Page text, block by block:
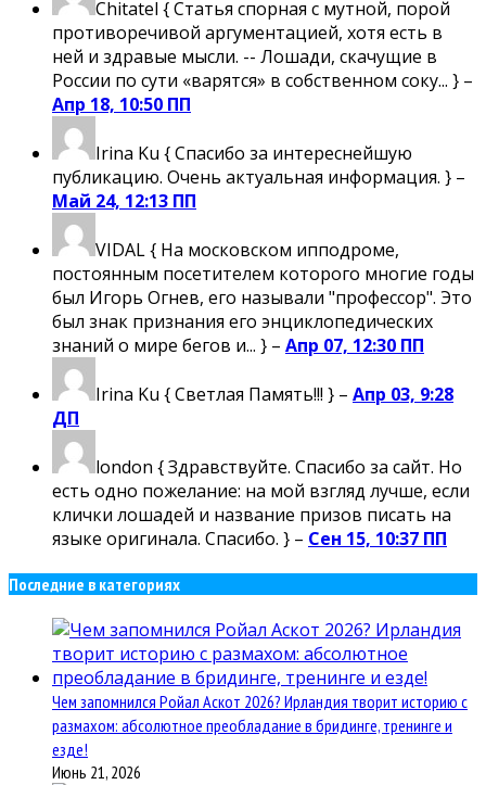
Chitatel { Статья спорная с мутной, порой
противоречивой аргументацией, хотя есть в
ней и здравые мысли. -- Лошади, скачущие в
России по сути «варятся» в собственном соку... } –
Апр 18, 10:50 ПП
Irina Ku { Спасибо за интереснейшую
публикацию. Очень актуальная информация. } –
Май 24, 12:13 ПП
VIDAL{ На московском ипподроме,
постоянным посетителем которого многие годы
был Игорь Огнев, его называли "профессор". Это
был знак признания его энциклопедических
знаний о мире бегов и... } – Апр 07, 12:30 ПП
Irina Ku { Светлая Память!!! } – Апр 03, 9:28
ДП
london { Здравствуйте. Спасибо за сайт. Но
есть одно пожелание: на мой взгляд лучше, если
клички лошадей и название призов писать на
языке оригинала. Спасибо. } – Сен 15, 10:37 ПП
Последние в категориях
Чем запомнился Ройал Аскот 2026? Ирландия творит историю с
размахом: абсолютное преобладание в бридинге, тренинге и
езде!
Июнь 21, 2026